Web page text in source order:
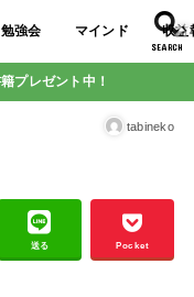
SEARCH
勉強会 マインド 収益
プレゼント中！
tabineko
送る Pocket